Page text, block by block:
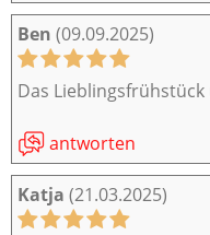
Ben (09.09.2025)
Das Lieblingsfrühstück
antworten
Katja (21.03.2025)